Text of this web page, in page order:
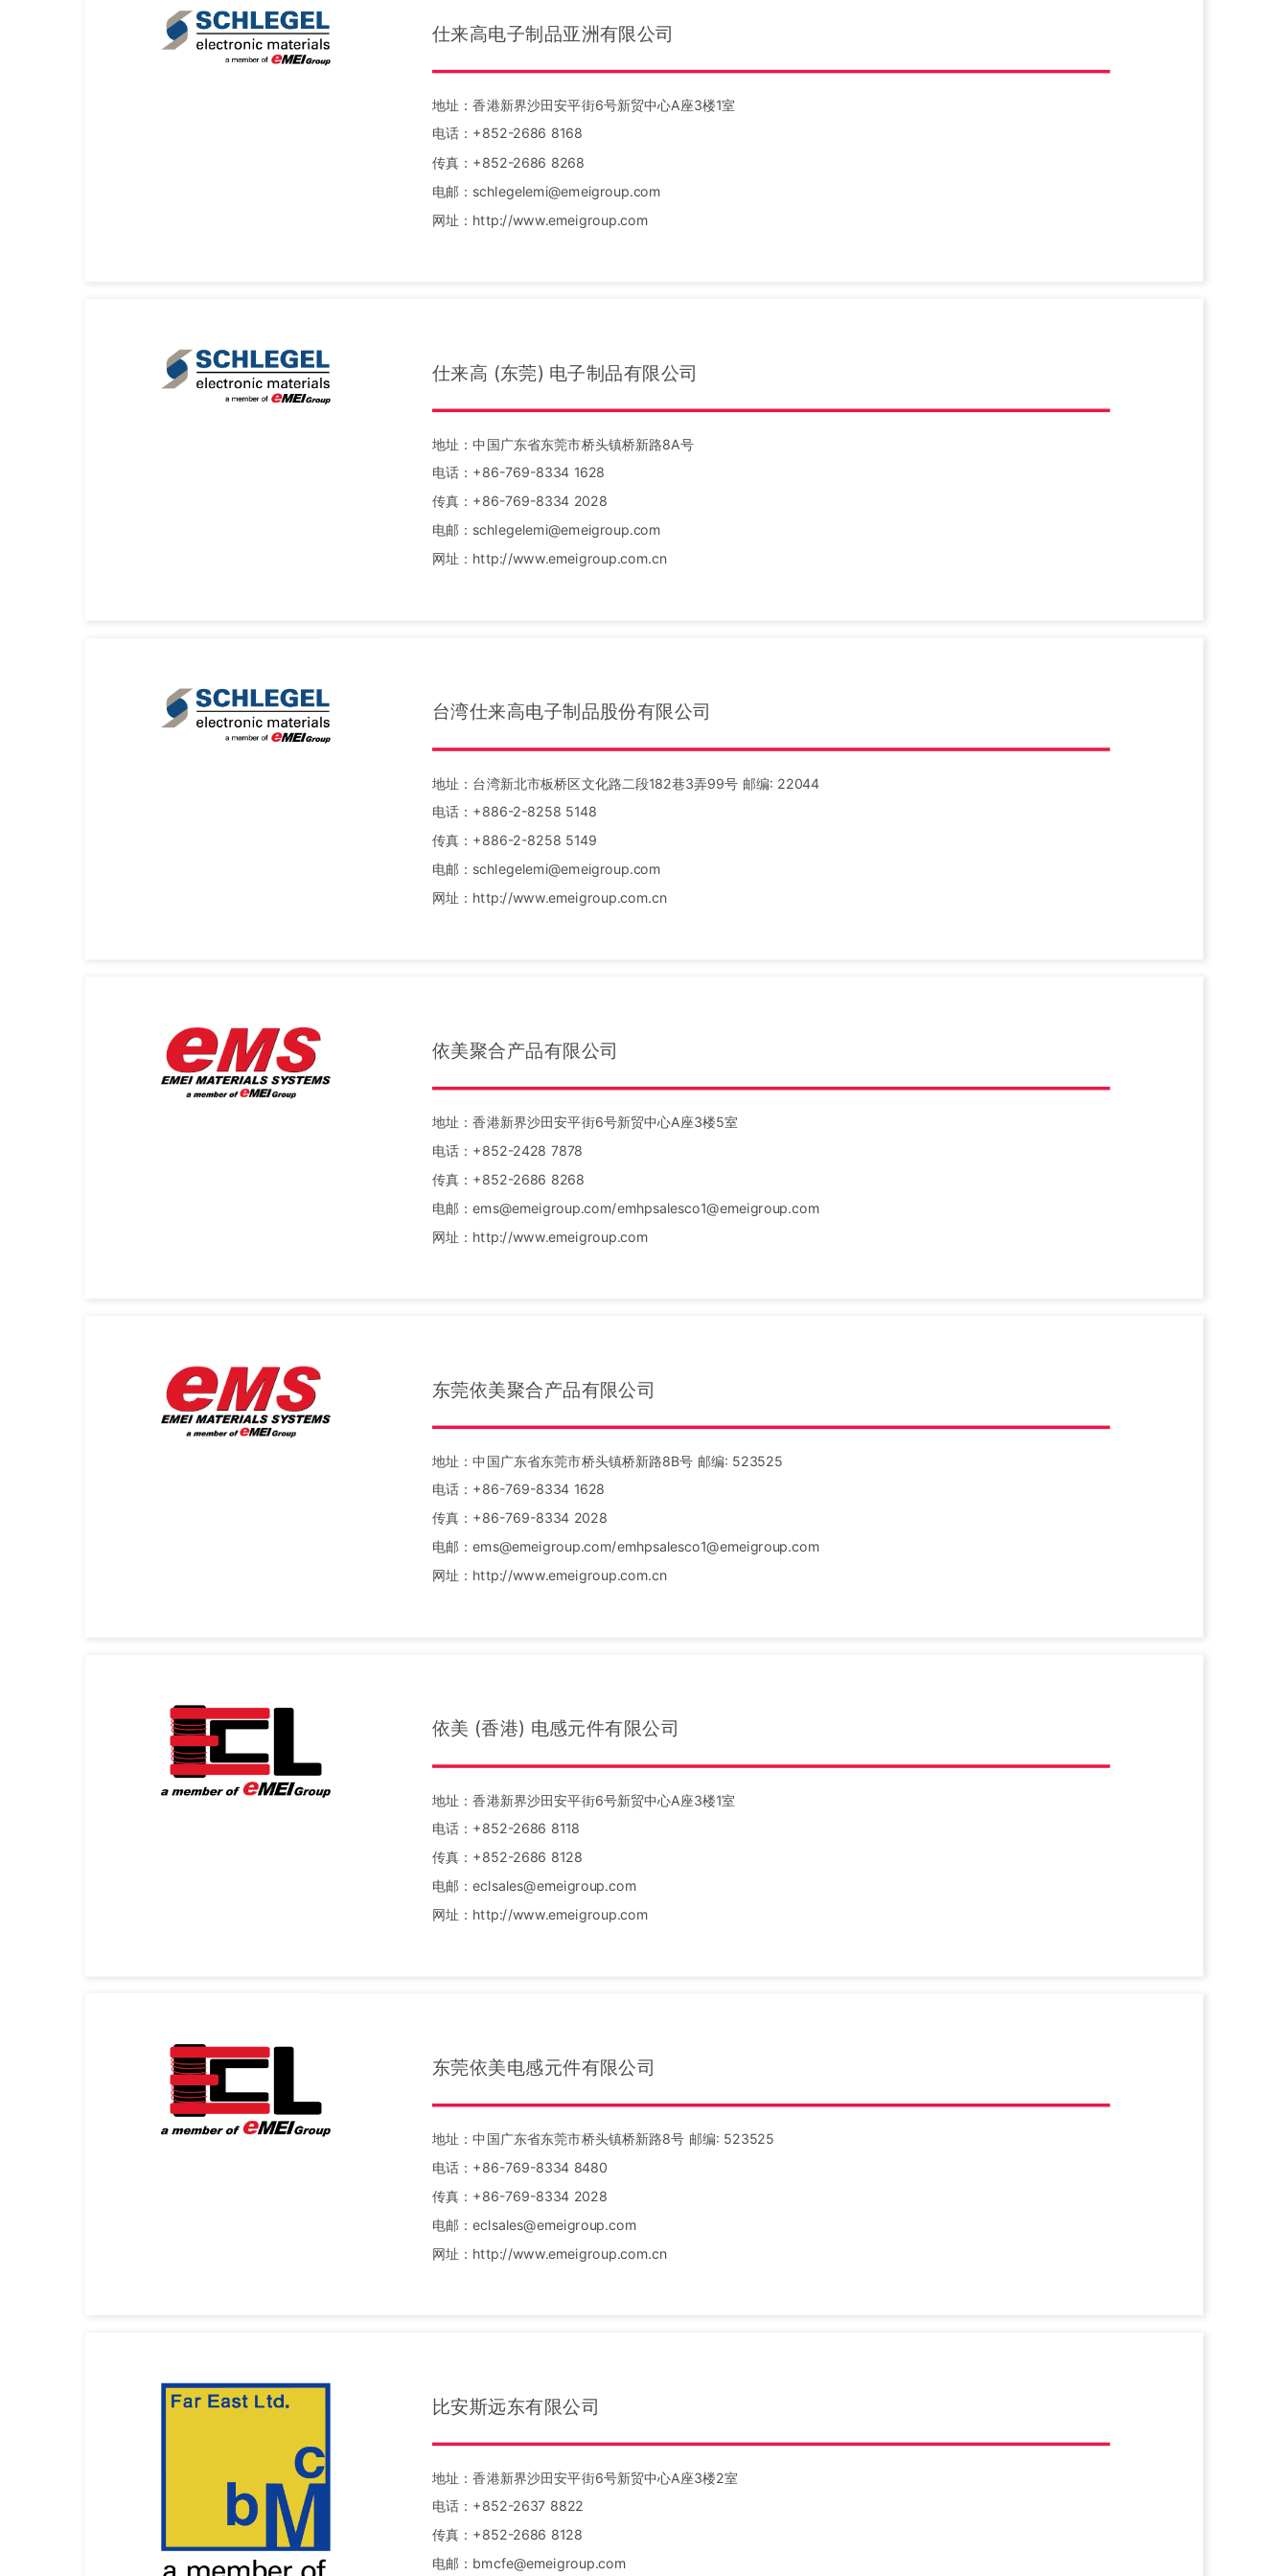
仕来高电子制品亚洲有限公司
地址：香港新界沙田安平街6号新贸中心A座3楼1室
电话：+852-2686 8168
传真：+852-2686 8268
电邮：schlegelemi@emeigroup.com
网址：http://www.emeigroup.com
仕来高 (东莞) 电子制品有限公司
地址：中国广东省东莞市桥头镇桥新路8A号
电话：+86-769-8334 1628
传真：+86-769-8334 2028
电邮：schlegelemi@emeigroup.com
网址：http://www.emeigroup.com.cn
台湾仕来高电子制品股份有限公司
地址：台湾新北市板桥区文化路二段182巷3弄99号 邮编: 22044
电话：+886-2-8258 5148
传真：+886-2-8258 5149
电邮：schlegelemi@emeigroup.com
网址：http://www.emeigroup.com.cn
依美聚合产品有限公司
地址：香港新界沙田安平街6号新贸中心A座3楼5室
电话：+852-2428 7878
传真：+852-2686 8268
电邮：ems@emeigroup.com/emhpsalesco1@emeigroup.com
网址：http://www.emeigroup.com
东莞依美聚合产品有限公司
地址：中国广东省东莞市桥头镇桥新路8B号 邮编: 523525
电话：+86-769-8334 1628
传真：+86-769-8334 2028
电邮：ems@emeigroup.com/emhpsalesco1@emeigroup.com
网址：http://www.emeigroup.com.cn
依美 (香港) 电感元件有限公司
地址：香港新界沙田安平街6号新贸中心A座3楼1室
电话：+852-2686 8118
传真：+852-2686 8128
电邮：eclsales@emeigroup.com
网址：http://www.emeigroup.com
东莞依美电感元件有限公司
地址：中国广东省东莞市桥头镇桥新路8号 邮编: 523525
电话：+86-769-8334 8480
传真：+86-769-8334 2028
电邮：eclsales@emeigroup.com
网址：http://www.emeigroup.com.cn
比安斯远东有限公司
地址：香港新界沙田安平街6号新贸中心A座3楼2室
电话：+852-2637 8822
传真：+852-2686 8128
电邮：bmcfe@emeigroup.com